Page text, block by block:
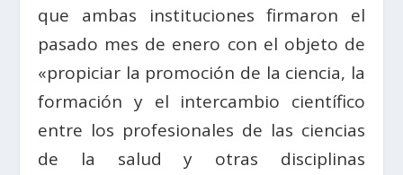
que ambas instituciones firmaron el
pasado mes de enero con el objeto de
«propiciar la promoción de la ciencia, la
formación y el intercambio científico
entre los profesionales de las ciencias
de la salud y otras disciplinas